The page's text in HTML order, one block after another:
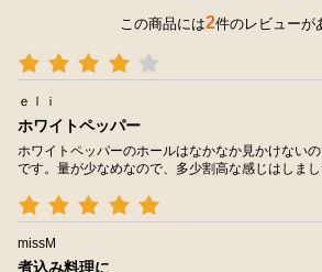
この商品には2件のレビューが
ｅｌｉ
ホワイトペッパー
ホワイトペッパーのホールはなかなか見かけない
です。量が少なめなので、多少割高な感じはしまし
missM
煮込み料理に